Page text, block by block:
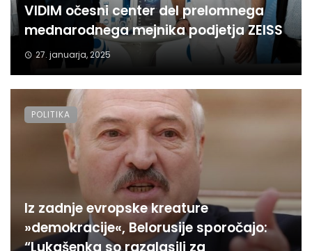
VIDIM očesni center del prelomnega
mednarodnega mejnika podjetja ZEISS
27. januarja, 2025
Iz zadnje evropske kreature
»demokracije«, Belorusije sporočajo:
“Lukašenka so razglasili za
POLITIKA